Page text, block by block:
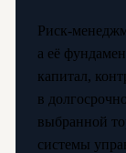
Риск-
а её
капитал,
в
выбранной
системы